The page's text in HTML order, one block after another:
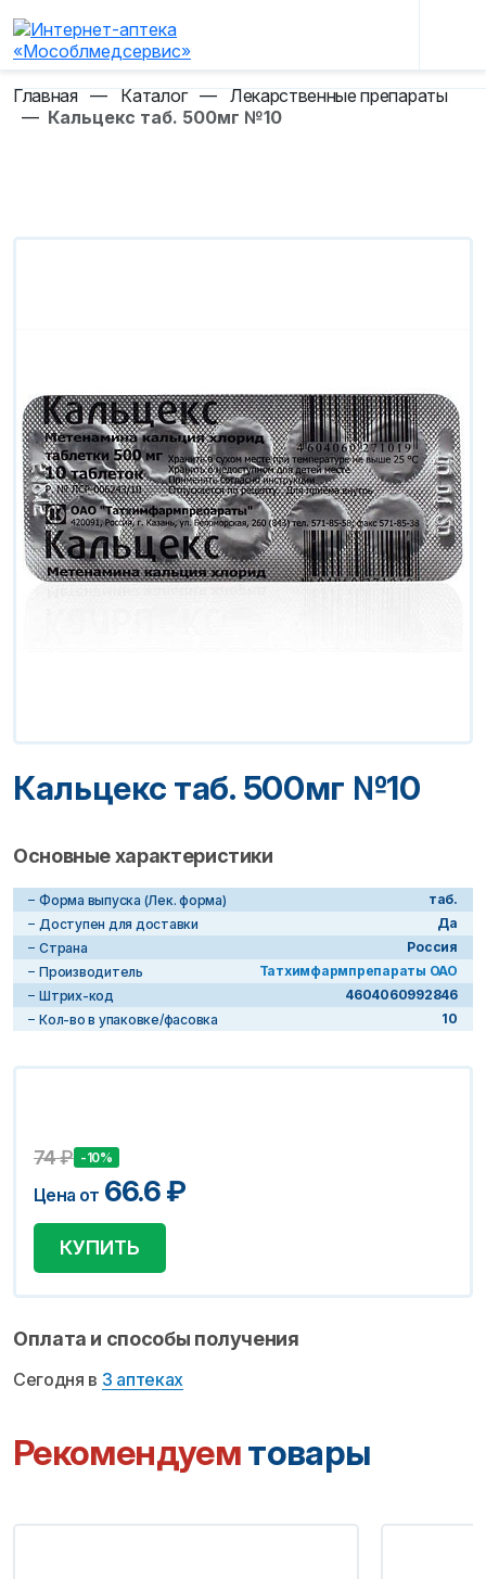
Главная — Каталог — Лекарственные препараты
— Кальцекс таб. 500мг №10
Кальцекс таб. 500мг №10
Основные характеристики
Форма выпуска (Лек. форма)
таб.
Доступен для доставки
Да
Страна
Россия
Производитель
Татхимфармпрепараты ОАО
Штрих-код
4604060992846
Кол-во в упаковке/фасовка
10
74₽ -10%
Цена от 66.6₽
КУПИТЬ
Оплата и способы получения
Сегодня в 3 аптеках
Рекомендуемтовары